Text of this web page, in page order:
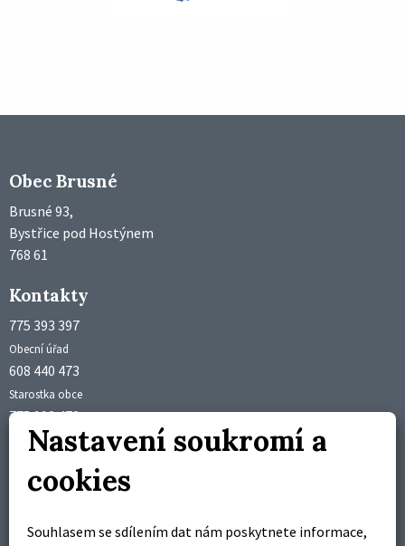
Obec Brusné
Brusné 93,
Bystřice pod Hostýnem
768 61
Kontakty
775 393 397
Obecní úřad
608 440 473
Starostka obce
775 992 473
Účetní obce
starosta@brusne.cz
Úřední hodiny
Nastavení soukromí a
cookies
Souhlasem se sdílením dat nám poskytnete informace,